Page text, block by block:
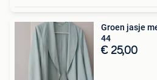
Groen jasje
44
€ 25,00